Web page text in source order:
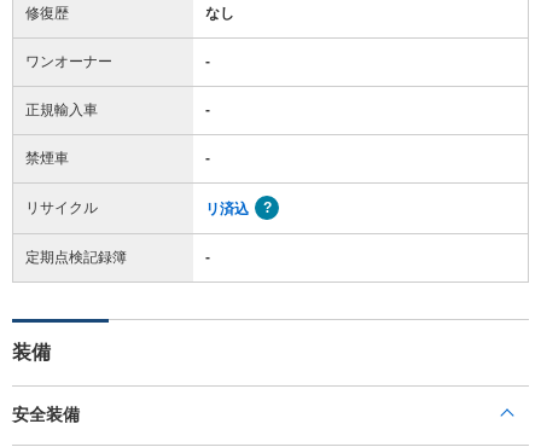
修復歴 なし
ワンオーナー -
正規輸入車 -
禁煙車 -
リサイクル リ済込
定期点検記録簿 -
装備
安全装備